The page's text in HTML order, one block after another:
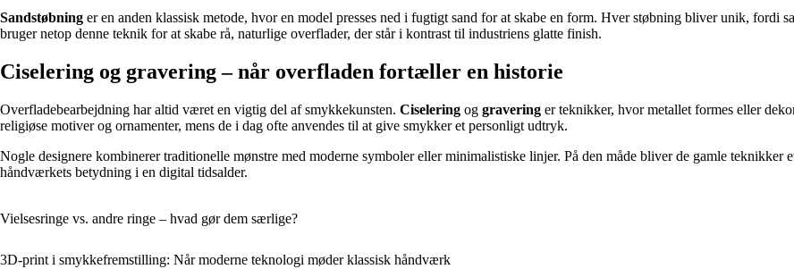
Sandstøbning er en anden klassisk metode, hvor en model presses ned i fugtigt sand for at skabe en form. Hver støbning bliver unik, fordi
bruger netop denne teknik for at skabe rå, naturlige overflader, der står i kontrast til industriens glatte finish.
Ciselering og gravering – når overfladen fortæller en historie
Overfladebearbejdning har altid været en vigtig del af smykkekunsten. Ciselering og gravering er teknikker, hvor metallet formes eller
religiøse motiver og ornamenter, mens de i dag ofte anvendes til at give smykker et personligt udtryk.
Nogle designere kombinerer traditionelle mønstre med moderne symboler eller minimalistiske linjer. På den måde bliver de gamle
håndværkets betydning i en digital tidsalder.
Vielsesringe vs. andre ringe – hvad gør dem særlige?
3D-print i smykkefremstilling: Når moderne teknologi møder klassisk håndværk